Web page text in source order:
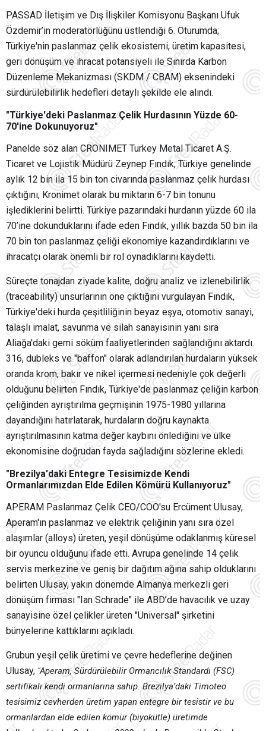
PASSAD İletişim ve Dış İlişkiler Komisyonu Başkanı Ufuk
Özdemir’in moderatörlüğünü üstlendiği 6. Oturumda;
Türkiye'nin paslanmaz çelik ekosistemi, üretim kapasitesi,
geri dönüşüm ve ihracat potansiyeli ile Sınırda Karbon
Düzenleme Mekanizması (SKDM / CBAM) eksenindeki
sürdürülebilirlik hedefleri detaylı şekilde ele alındı.
"Türkiye'deki Paslanmaz Çelik Hurdasının Yüzde 60-
70'ine Dokunuyoruz"
Panelde söz alan CRONIMET Turkey Metal Ticaret A.Ş.
Ticaret ve Lojistik Müdürü Zeynep Fındık, Türkiye genelinde
aylık 12 bin ila 15 bin ton civarında paslanmaz çelik hurdası
çıktığını, Kronimet olarak bu miktarın 6-7 bin tonunu
işlediklerini belirtti. Türkiye pazarındaki hurdanın yüzde 60 ila
70’ine dokunduklarını ifade eden Fındık, yıllık bazda 50 bin ila
70 bin ton paslanmaz çeliği ekonomiye kazandırdıklarını ve
ihracatçı olarak önemli bir rol oynadıklarını kaydetti.
Süreçte tonajdan ziyade kalite, doğru analiz ve izlenebilirlik
(traceability) unsurlarının öne çıktığını vurgulayan Fındık,
Türkiye'deki hurda çeşitliliğinin beyaz eşya, otomotiv sanayi,
talaşlı imalat, savunma ve silah sanayisinin yanı sıra
Aliağa'daki gemi söküm faaliyetlerinden sağlandığını aktardı.
316, dubleks ve "baffon" olarak adlandırılan hurdaların yüksek
oranda krom, bakır ve nikel içermesi nedeniyle çok değerli
olduğunu belirten Fındık, Türkiye'de paslanmaz çeliğin karbon
çeliğinden ayrıştırılma geçmişinin 1975-1980 yıllarına
dayandığını hatırlatarak, hurdaların doğru kaynakta
ayrıştırılmasının katma değer kaybını önlediğini ve ülke
ekonomisine doğrudan fayda sağladığını sözlerine ekledi.
"Brezilya'daki Entegre Tesisimizde Kendi
Ormanlarımızdan Elde Edilen Kömürü Kullanıyoruz"
APERAM Paslanmaz Çelik CEO/COO'su Ercüment Ulusay,
Aperam'ın paslanmaz ve elektrik çeliğinin yanı sıra özel
alaşımlar (alloys) üreten, yeşil dönüşüme odaklanmış küresel
bir oyuncu olduğunu ifade etti. Avrupa genelinde 14 çelik
servis merkezine ve geniş bir dağıtım ağına sahip olduklarını
belirten Ulusay, yakın dönemde Almanya merkezli geri
dönüşüm firması "Ian Schrade" ile ABD’de havacılık ve uzay
sanayisine özel çelikler üreten "Universal" şirketini
bünyelerine kattıklarını açıkladı.
Grubun yeşil çelik üretimi ve çevre hedeflerine değinen
Ulusay, "Aperam, Sürdürülebilir Ormancılık Standardı (FSC)
sertifikalı kendi ormanlarına sahip. Brezilya’daki Timoteo
tesisimiz cevherden üretim yapan entegre bir tesistir ve bu
ormanlardan elde edilen kömür (biyokütle) üretimde